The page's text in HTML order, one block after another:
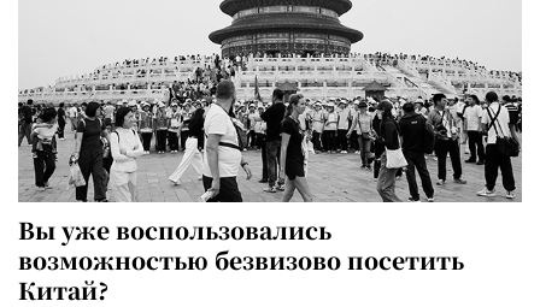
Вы уже воспользовались
возможностью безвизово посетить
Китай?